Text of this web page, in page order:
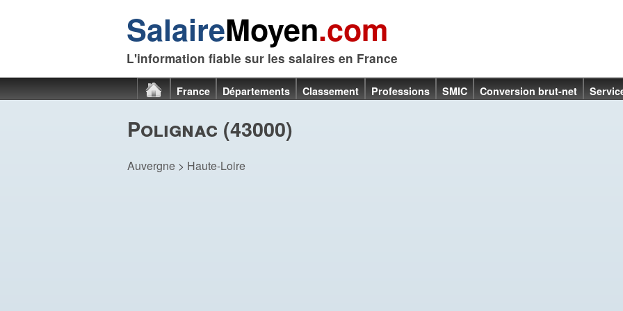
SalaireMoyen.com
L'information fiable sur les salaires en France
France Départements Classement Professions SMIC Conversion brut-net
Polignac (43000)
Auvergne > Haute-Loire